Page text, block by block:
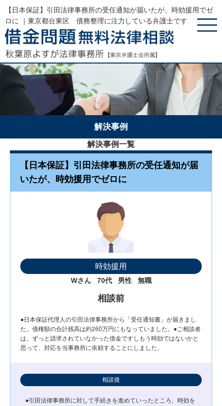
【日本保証】引田法律事務所の受任通知が届いたが、時効援用でゼ
ロに ｜東京都台東区 債務整理に注力している弁護士です
解決事例
解決事例一覧
【日本保証】引田法律事務所の受任通知が届
いたが、時効援用でゼロに
時効援用
Wさん 70代 男性 無職
相談前
●日本保証代理人の引田法律事務所から「受任通知書」が届きまし
た。債権額の合計残高は約260万円にもなっていました。●ご相談者
は、ずっと請求されていなかった借金ですしもう時効ではないかと
思って、対応を当事務所に依頼することにしました。
相談後
●引田法律事務所に対して手続きを進めていったところ、時効を